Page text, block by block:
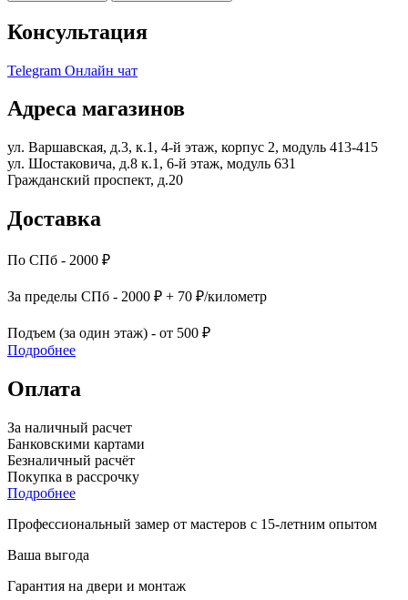
Консультация
Telegram Онлайн чат
Адреса магазинов
ул. Варшавская, д.3, к.1, 4-й этаж, корпус 2, модуль 413-415
ул. Шостаковича, д.8 к.1, 6-й этаж, модуль 631
Гражданский проспект, д.20
Доставка
По СПб - 2000 ₽
За пределы СПб - 2000 ₽ + 70 ₽/километр
Подъем (за один этаж) - от 500 ₽
Подробнее
Оплата
За наличный расчет
Банковскими картами
Безналичный расчёт
Покупка в рассрочку
Подробнее
Профессиональный замер от мастеров с 15-летним опытом
Ваша выгода
Гарантия на двери и монтаж